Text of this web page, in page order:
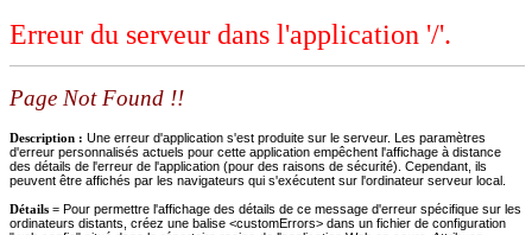
Erreur du serveur dans l'application '/'.
Page Not Found !!
Description : Une erreur d'application s'est produite sur le serveur. Les paramètres
d'erreur personnalisés actuels pour cette application empêchent l'affichage à distance
des détails de l'erreur de l'application (pour des raisons de sécurité). Cependant, ils
peuvent être affichés par les navigateurs qui s'exécutent sur l'ordinateur serveur local.
Détails = Pour permettre l'affichage des détails de ce message d'erreur spécifique sur les
ordinateurs distants, créez une balise <customErrors> dans un fichier de configuration